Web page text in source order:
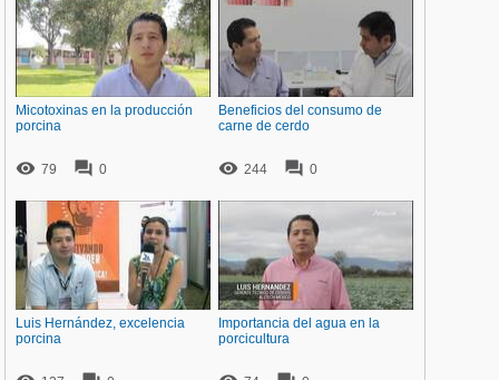
Micotoxinas en la producción
porcina
 79  0
Beneficios del consumo de
carne de cerdo
 244  0
Luis Hernández, excelencia
porcina
Importancia del agua en la
porcicultura